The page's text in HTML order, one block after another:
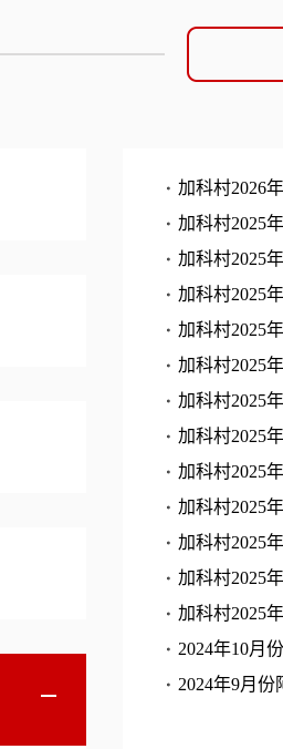
加科村2026
加科村2025
加科村2025
加科村2025
加科村2025
加科村2025
加科村2025
加科村2025
加科村2025
加科村2025
加科村2025
加科村2025
加科村2025
2024年10月
2024年9月